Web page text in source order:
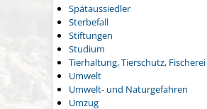
Spätaussiedler
Sterbefall
Stiftungen
Studium
Tierhaltung, Tierschutz, Fischerei
Umwelt
Umwelt- und Naturgefahren
Umzug